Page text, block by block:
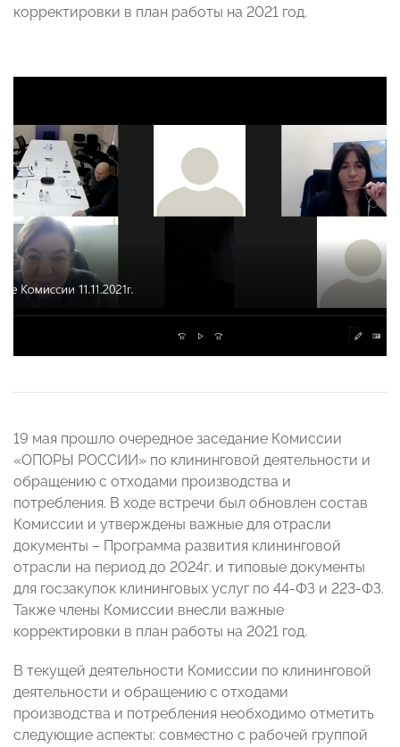
корректировки в план работы на 2021 год.
19 мая прошло очередное заседание Комиссии
«ОПОРЫ РОССИИ» по клининговой деятельности и
обращению с отходами производства и
потребления. В ходе встречи был обновлен состав
Комиссии и утверждены важные для отрасли
документы – Программа развития клининговой
отрасли на период до 2024г. и типовые документы
для госзакупок клининговых услуг по 44-ФЗ и 223-ФЗ.
Также члены Комиссии внесли важные
корректировки в план работы на 2021 год.
В текущей деятельности Комиссии по клининговой
деятельности и обращению с отходами
производства и потребления необходимо отметить
следующие аспекты: совместно с рабочей группой